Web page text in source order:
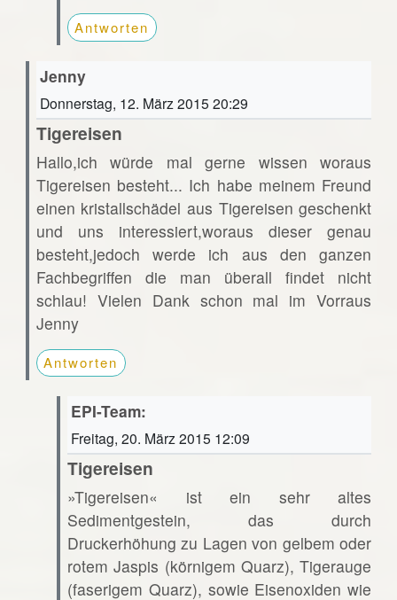
Antworten
Jenny
Donnerstag, 12. März 2015 20:29
Tigereisen
Hallo,ich würde mal gerne wissen woraus
Tigereisen besteht... Ich habe meinem Freund
einen kristallschädel aus Tigereisen geschenkt
und uns interessiert,woraus dieser genau
besteht,jedoch werde ich aus den ganzen
Fachbegriffen die man überall findet nicht
schlau! Vielen Dank schon mal im Vorraus
Jenny
Antworten
EPI-Team:
Freitag, 20. März 2015 12:09
Tigereisen
»Tigereisen« ist ein sehr altes
Sedimentgestein, das durch
Druckerhöhung zu Lagen von gelbem oder
rotem Jaspis (körnigem Quarz), Tigerauge
(faserigem Quarz), sowie Eisenoxiden wie